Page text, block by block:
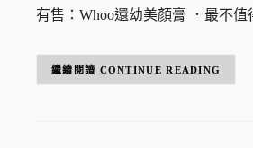
有售：Whoo還幼美顏膏 ．最不
CONTINUE READING